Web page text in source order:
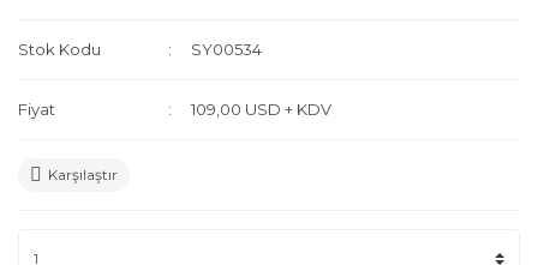
Stok Kodu SY00534
Fiyat 109,00 USD + KDV
Karşılaştır